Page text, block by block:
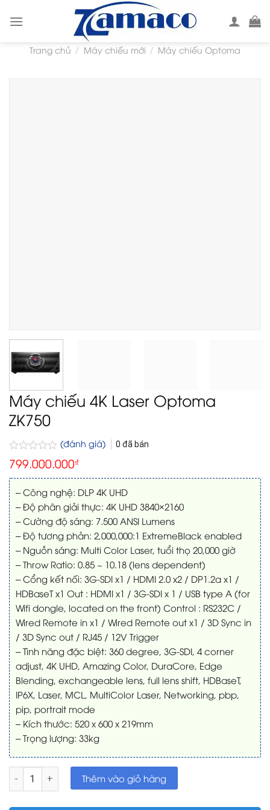
Trang chủ / Máy chiếu mới / Máy chiếu Optoma
Máy chiếu 4K Laser Optoma
ZK750
Được
xếp
hạng
0
5
sao
(đánh giá) 0 đã bán
799.000.000₫
– Công nghệ: DLP 4K UHD
– Độ phân giải thực: 4K UHD 3840×2160
– Cường độ sáng: 7.500 ANSI Lumens
– Độ tương phản: 2,000,000:1 ExtremeBlack enabled
– Nguồn sáng: Multi Color Laser, tuổi thọ 20,000 giờ
– Throw Ratio: 0.85 ~ 10.18 (lens dependent)
– Cổng kết nối: 3G-SDI x1 / HDMI 2.0 x2 / DP1.2a x1 /
HDBaseT x1 Out : HDMI x1 / 3G-SDI x 1 / USB type A (for
Wifi dongle, located on the front) Control : RS232C /
Wired Remote in x1 / Wired Remote out x1 / 3D Sync in
/ 3D Sync out / RJ45 / 12V Trigger
– Tình năng đặc biệt: 360 degree, 3G-SDI, 4 corner
adjust, 4K UHD, Amazing Color, DuraCore, Edge
Blending, exchangeable lens, full lens shift, HDBaseT,
IP6X, Laser, MCL, MultiColor Laser, Networking, pbp,
pip, portrait mode
– Kích thước: 520 x 600 x 219mm
– Trọng lượng: 33kg
Máy chiếu 4K Laser Optoma ZK750 số lượng
Thêm vào giỏ hàng